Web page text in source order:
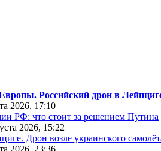
Российский дрон в
2026, 17:10
РФ: что стоит за решением Путина
2026, 15:22
Дрон возле украинского